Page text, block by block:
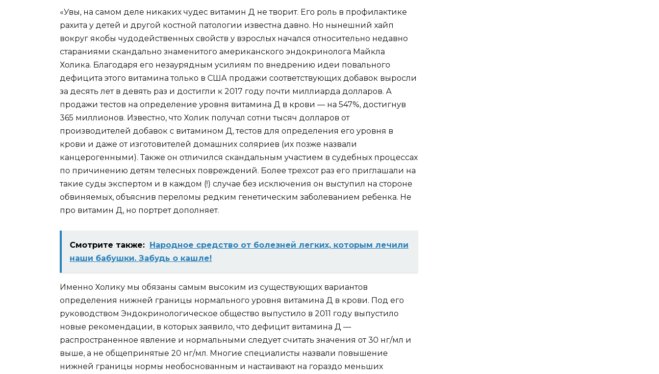
«Увы, на самом деле никаких чудес витамин Д не творит. Его роль в профилактике
рахита у детей и другой костной патологии известна давно. Но нынешний хайп
вокруг якобы чудодейственных свойств у взрослых начался относительно недавно
стараниями скандально знаменитого американского эндокринолога Майкла
Холика. Благодаря его незаурядным усилиям по внедрению идеи повального
дефицита этого витамина только в США продажи соответствующих добавок выросли
за десять лет в девять раз и достигли к 2017 году почти миллиарда долларов. А
продажи тестов на определение уровня витамина Д в крови — на 547%, достигнув
365 миллионов. Известно, что Холик получал сотни тысяч долларов от
производителей добавок с витамином Д, тестов для определения его уровня в
крови и даже от изготовителей домашних соляриев (их позже назвали
канцерогенными). Также он отличился скандальным участием в судебных процессах
по причинению детям телесных повреждений. Более трехсот раз его приглашали на
такие суды экспертом и в каждом (!) случае без исключения он выступил на стороне
обвиняемых, объяснив переломы редким генетическим заболеванием ребенка. Не
про витамин Д, но портрет дополняет.
Смотрите также: Народное средство от болезней легких, которым лечили
наши бабушки. Забудь о кашле!
Именно Холику мы обязаны самым высоким из существующих вариантов
определения нижней границы нормального уровня витамина Д в крови. Под его
руководством Эндокринологическое общество выпустило в 2011 году выпустило
новые рекомендации, в которых заявило, что дефицит витамина Д —
распространенное явление и нормальными следует считать значения от 30 нг/мл и
выше, а не общепринятые 20 нг/мл. Многие специалисты назвали повышение
нижней границы нормы необоснованным и настаивают на гораздо меньших